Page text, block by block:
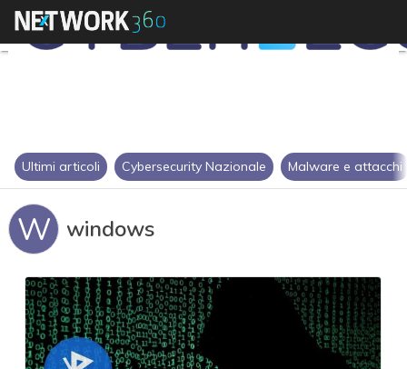
Ultimi articoli Cybersecurity Nazionale Malware e attacchi
W windows